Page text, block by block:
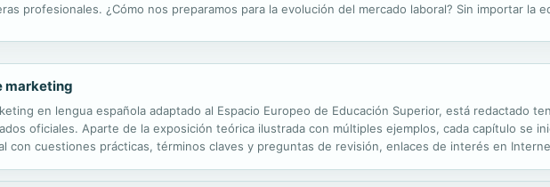
profesionales. ¿Cómo nos preparamos para la evolución del mercado laboral? Sin importar la
marketing
en lengua española adaptado al Espacio Europeo de Educación Superior, está redactado
oficiales. Aparte de la exposición teórica ilustrada con múltiples ejemplos, cada capítulo se
con cuestiones prácticas, términos claves y preguntas de revisión, enlaces de interés en